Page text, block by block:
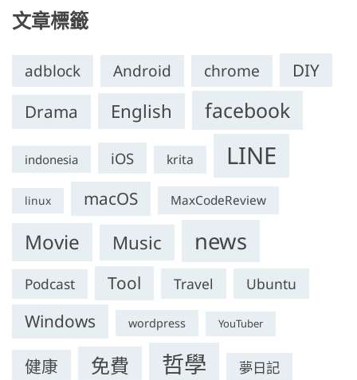
文章標籤
adblock Android chrome
DIY
Drama
English facebook
indonesia iOS krita LINE
linux macOS MaxCodeReview
Movie Music news
Podcast Tool Travel Ubuntu
Windows wordpress YouTuber
健康 免費 哲學 夢日記